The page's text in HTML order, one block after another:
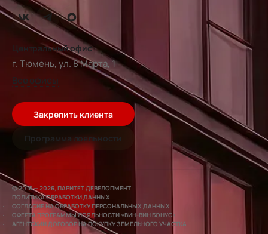
Центральный офис
г. Тюмень, ул. 8 Марта, 1
Все офисы
Закрепить клиента
Программа лояльности
© 2016 — 2026, ПАРИТЕТ ДЕВЕЛОПМЕНТ
ПОЛИТИКА ОБРАБОТКИ ДАННЫХ
СОГЛАСИЕ НА ОБРАБОТКУ ПЕРСОНАЛЬНЫХ ДАННЫХ
ОФЕРТА ПРОГРАММЫ ЛОЯЛЬНОСТИ «ВИН-ВИН БОНУС»
АГЕНТСКИЙ ДОГОВОР НА ПОКУПКУ ЗЕМЕЛЬНОГО УЧАСТКА